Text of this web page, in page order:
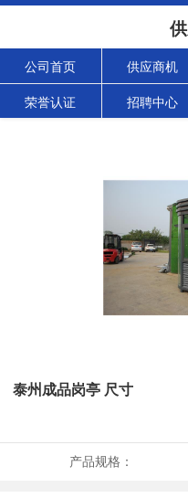
公司首页 供应商机
荣誉认证 招聘中心
泰州成品岗亭 尺寸
产品规格：